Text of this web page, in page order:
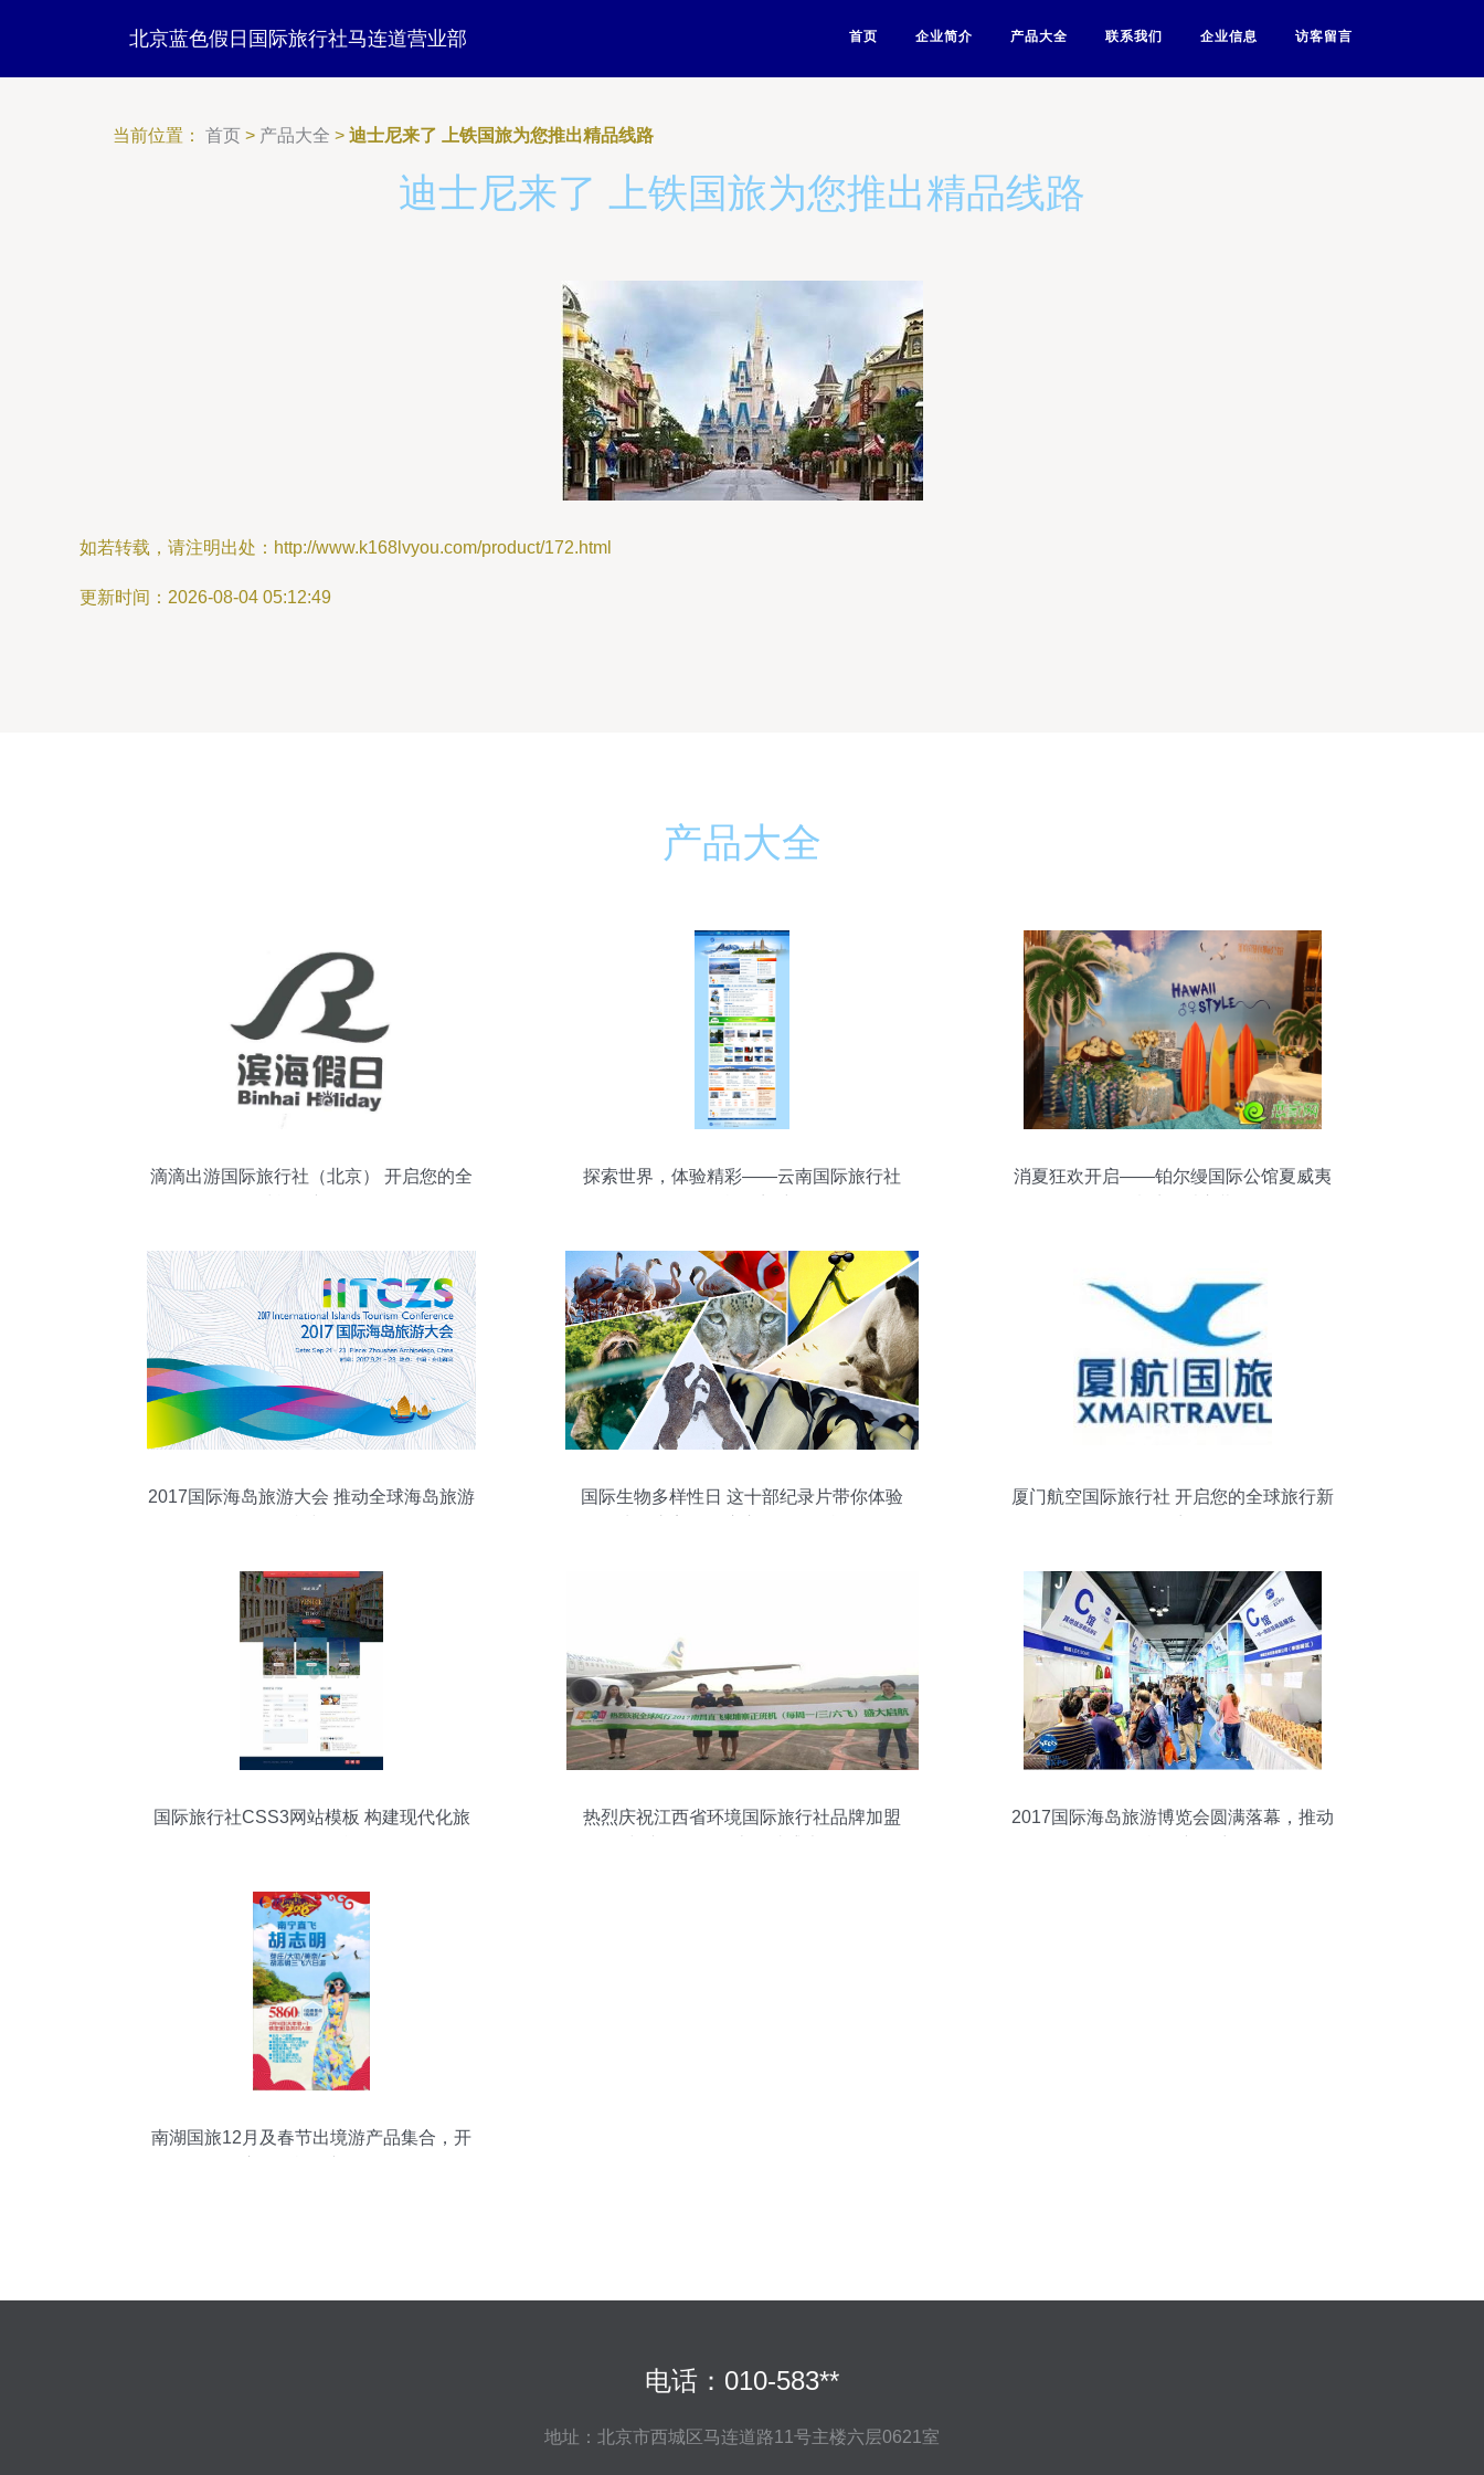
北京蓝色假日国际旅行社马连道营业部 首页 企业简介 产品大全 联系我们 企业信息 访客留言
当前位置： 首页 > 产品大全 > 迪士尼来了 上铁国旅为您推出精品线路
迪士尼来了 上铁国旅为您推出精品线路
如若转载，请注明出处：http://www.k168lvyou.com/product/172.html
更新时间：2026-08-04 05:12:49
产品大全
滴滴出游国际旅行社（北京） 开启您的全
探索世界，体验精彩——云南国际旅行社
消夏狂欢开启——铂尔缦国际公馆夏威夷
2017国际海岛旅游大会 推动全球海岛旅游
国际生物多样性日 这十部纪录片带你体验
厦门航空国际旅行社 开启您的全球旅行新
国际旅行社CSS3网站模板 构建现代化旅
热烈庆祝江西省环境国际旅行社品牌加盟
2017国际海岛旅游博览会圆满落幕，推动
南湖国旅12月及春节出境游产品集合，开
电话：010-583**
地址：北京市西城区马连道路11号主楼六层0621室